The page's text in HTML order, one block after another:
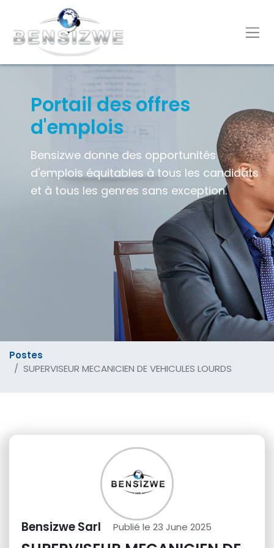
Portail des offres
d'emplois
Bensizwe donne des opportunités
d'emplois équitables à tous les candidats
et à tous les genres sans exception.
Postes
SUPERVISEUR MECANICIEN DE VEHICULES LOURDS
Bensizwe Sarl Publié le 23 June 2025